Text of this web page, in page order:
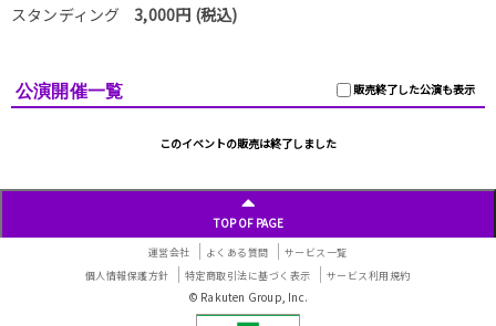
スタンディング 3,000円 (税込)
販売終了した公演も表示
公演開催一覧
このイベントの販売は終了しました
TOP OF PAGE
運営会社 よくある質問
サービス一覧
個人情報保護方針
特定商取引法に基づく表示 サービス利用規約
© Rakuten Group, Inc.